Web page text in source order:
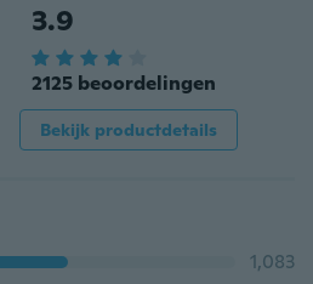
3.9
2125 beoordelingen
Bekijk productdetails
1,083